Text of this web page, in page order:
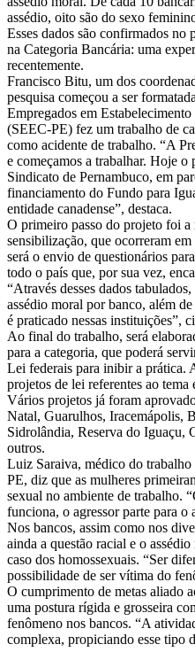
assédio, oito são do sexo
Esses dados são confirmados no
na Categoria Bancária: uma
recentemente.
Francisco Bitu, um dos
pesquisa começou a ser
Empregados em
(SEEC-PE) fez um trabalho de
como acidente de trabalho. “A
e começamos a trabalhar. Hoje o
Sindicato de Pernambuco, em
financiamento do Fundo para
entidade canadense”, destaca.
O primeiro passo do projeto foi a
sensibilização, que ocorreram
será o envio de questionários
todo o país que, por sua vez,
“Através desses dados
assédio moral por banco, além
é praticado nessas instituições”,
Ao final do trabalho, será
para a categoria, que poderá
Lei federais para inibir a prática.
projetos de lei referentes ao
Vários projetos já foram
Natal, Guarulhos, Iracemápolis,
Sidrolândia, Reserva do Iguaçu,
outros.
Luiz Saraiva, médico do
PE, diz que as mulheres
sexual no ambiente de trabalho.
funciona, o agressor parte para
Nos bancos, assim como nos
ainda a questão racial e o
caso dos homossexuais. “Ser
possibilidade de ser vítima do
O cumprimento de metas aliado
uma postura rígida e grosseira
fenômeno nos bancos. “A
complexa, propiciando esse tipo